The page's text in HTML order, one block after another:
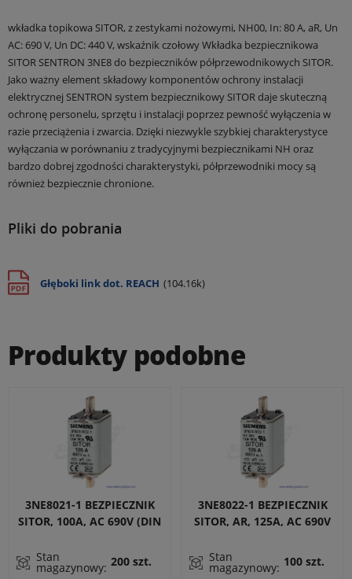
wkładka topikowa SITOR, z zestykami nożowymi, NH00, In: 80 A, aR, Un
AC: 690 V, Un DC: 440 V, wskaźnik czołowy Wkładka bezpiecznikowa
SITOR SENTRON 3NE8 do bezpieczników półprzewodnikowych SITOR.
Jako ważny element składowy komponentów ochrony instalacji
elektrycznej SENTRON system bezpiecznikowy SITOR daje skuteczną
ochronę personelu, sprzętu i instalacji poprzez pewność wyłączenia w
razie przeciążenia i zwarcia. Dzięki niezwykle szybkiej charakterystyce
wyłączania w porównaniu z tradycyjnymi bezpiecznikami NH oraz
bardzo dobrej zgodności charakterystyki, półprzewodniki mocy są
również bezpiecznie chronione.
Pliki do pobrania
Głęboki link dot. REACH (104.16k)
Produkty podobne
3NE8021-1 BEZPIECZNIK
SITOR, 100A, AC 690V (DIN
Stan
magazynowy: 200 szt.
3NE8022-1 BEZPIECZNIK
SITOR, AR, 125A, AC 690V
Stan
magazynowy: 100 szt.